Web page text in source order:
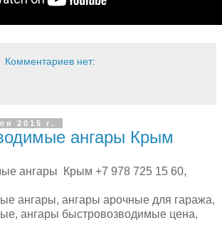
Комментариев нет:
2015 г.
ангары Крым
ангары Крым +7 978 725 15 60,
ангары, ангары арочные для гаража,
ангары быстровозводимые цена,